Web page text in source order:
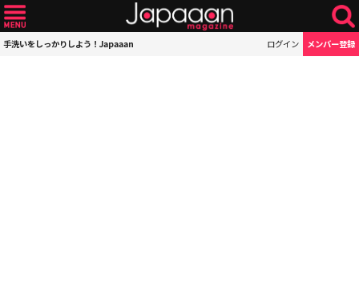
手洗いをしっかりしよう！Japaaan ログイン メンバー登録